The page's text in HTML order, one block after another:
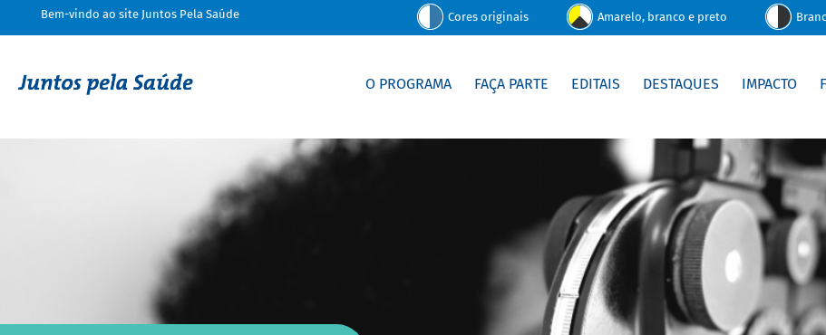
Bem-vindo ao site Juntos Pela Saúde Cores originais Amarelo, branco e preto
O PROGRAMA FAÇA PARTE EDITAIS DESTAQUES IMPACTO